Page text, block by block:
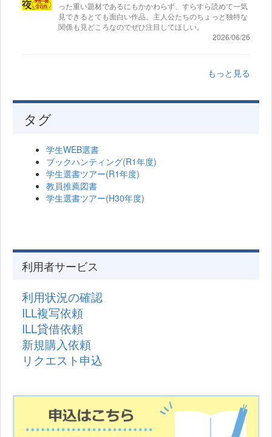
った重い題材であるにもかかわらず、すらすら読めて一気
見できるとても面白い作品。主人公たちのちょっと独特な
関係も見どころなのでぜひ注目してほしい。
2026/06/26
もっと見る
タグ
学生WEB選書
ブックハンティング(R1年度)
学生選書ツアー(R1年度)
教員推薦図書
学生選書ツアー(H30年度)
利用者サービス
利用状況の確認
ILL複写依頼
ILL貸借依頼
新規購入依頼
リクエスト申込